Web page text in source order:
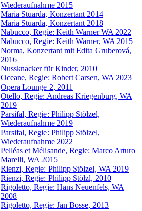
Wiederaufnahme 2015
Maria Stuarda, Konzertant 2014
Maria Stuarda, Konzertant 2018
Nabucco, Regie: Keith Warner WA 2022
Nabucco, Regie: Keith Warner, WA 2015
Norma, Konzertant mit Edita Gruberová,
2016
Nussknacker für Kinder, 2010
Oceane, Regie: Robert Carsen, WA 2023
Opera Lounge 2, 2011
Otello, Regie: Andreas Kriegenburg, WA
2019
Parsifal, Regie: Philipp Stölzel,
Wiederaufnahme 2019
Parsifal, Regie: Philipp Stölzel,
Wiederaufnahme 2022
Pelléas et Mélisande, Regie: Marco Arturo
Marelli, WA 2015
Rienzi, Regie: Philipp Stölzel, WA 2019
Rienzi, Regie: Philipp Stölzl, 2010
Rigoletto, Regie: Hans Neuenfels, WA
2008
Rigoletto, Regie: Jan Bosse, 2013